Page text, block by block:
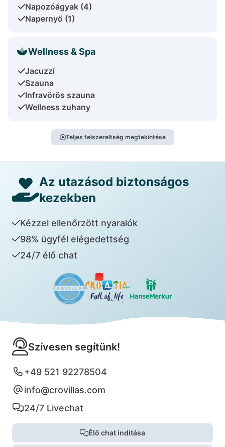
Napozóágyak (4)
Napernyő (1)
Wellness & Spa
Jacuzzi
Szauna
Infravörös szauna
Wellness zuhany
Teljes felszereltség megtekintése
Az utazásod biztonságos
kezekben
Kézzel ellenőrzött nyaralók
98% ügyfél elégedettség
24/7 élő chat
Szívesen segítünk!
+49 521 92278504
info@crovillas.com
24/7 Livechat
Élő chat indítása